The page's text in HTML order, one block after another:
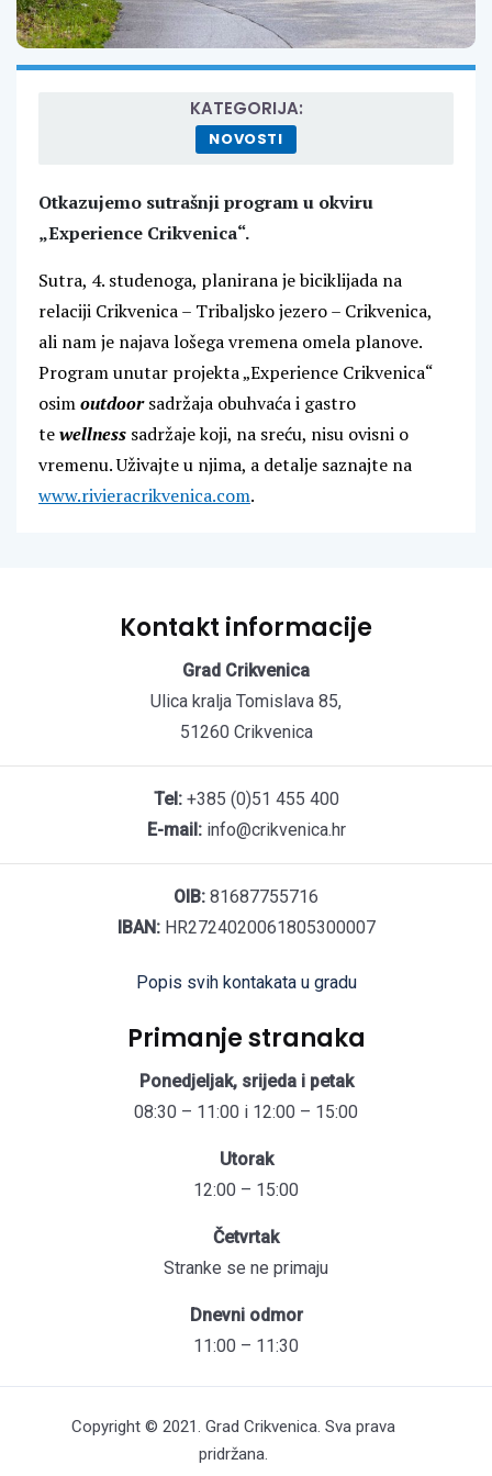
KATEGORIJA:
NOVOSTI
Otkazujemo sutrašnji program u okviru
„Experience Crikvenica“.
Sutra, 4. studenoga, planirana je biciklijada na
relaciji Crikvenica – Tribaljsko jezero – Crikvenica,
ali nam je najava lošega vremena omela planove.
Program unutar projekta „Experience Crikvenica“
osimoutdoorsadržaja obuhvaća i gastro
tewellness sadržaje koji, na sreću, nisu ovisni o
vremenu. Uživajte u njima, a detalje saznajte na
www.rivieracrikvenica.com.
Kontakt informacije
Grad Crikvenica
Ulica kralja Tomislava 85,
51260 Crikvenica
Tel:+385 (0)51 455 400
E-mail:info@crikvenica.hr
OIB: 81687755716
IBAN:HR2724020061805300007
Popis svih kontakata u gradu
Primanje stranaka
Ponedjeljak, srijeda i petak
08:30 – 11:00 i 12:00 – 15:00
Utorak
12:00 – 15:00
Četvrtak
Stranke se ne primaju
Dnevni odmor
11:00 – 11:30
Copyright © 2021. Grad Crikvenica. Sva prava
pridržana.